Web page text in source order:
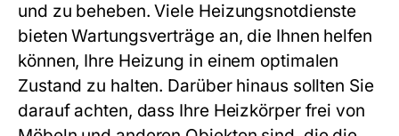
und zu beheben. Viele Heizungsnotdienste
bieten Wartungsverträge an, die Ihnen helfen
können, Ihre Heizung in einem optimalen
Zustand zu halten. Darüber hinaus sollten Sie
darauf achten, dass Ihre Heizkörper frei von